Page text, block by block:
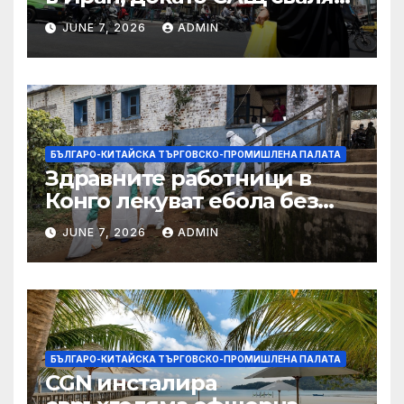
дронове, Ливан търси мир
JUNE 7, 2026 ADMIN
БЪЛГАРО-КИТАЙСКА ТЪРГОВСКО-ПРОМИШЛЕНА ПАЛАТА
Здравните работници в
Конго лекуват ебола без
заплащане, докато СЗО
търси ресурси
JUNE 7, 2026 ADMIN
БЪЛГАРО-КИТАЙСКА ТЪРГОВСКО-ПРОМИШЛЕНА ПАЛАТА
CGN инсталира